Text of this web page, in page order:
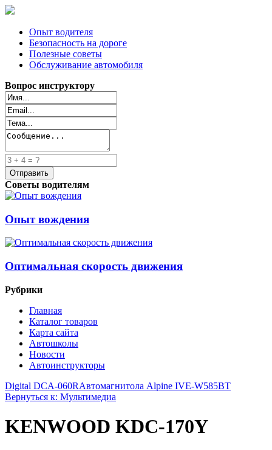
Опыт водителя
Безопасность на дороге
Полезные советы
Обслуживание автомобиля
Вопрос инструктору
Советы водителям
Опыт вождения
Оптимальная скорость движения
Рубрики
Главная
Каталог товаров
Карта сайта
Автошколы
Новости
Автоинструкторы
Digital DCA-060RАвтомагнитола Alpine IVE-W585BT
Вернуться к: Мультимедиа
KENWOOD KDC-170Y